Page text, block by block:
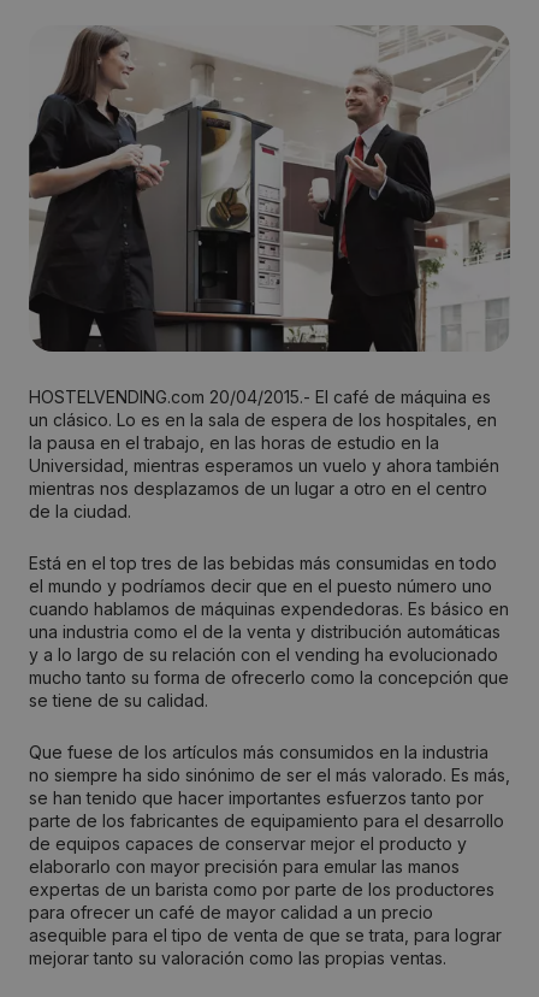
HOSTELVENDING.com 20/04/2015.- El café de máquina es
un clásico. Lo es en la sala de espera de los hospitales, en
la pausa en el trabajo, en las horas de estudio en la
Universidad, mientras esperamos un vuelo y ahora también
mientras nos desplazamos de un lugar a otro en el centro
de la ciudad.
Está en el top tres de las bebidas más consumidas en todo
el mundo y podríamos decir que en el puesto número uno
cuando hablamos de máquinas expendedoras. Es básico en
una industria como el de la venta y distribución automáticas
y a lo largo de su relación con el vending ha evolucionado
mucho tanto su forma de ofrecerlo como la concepción que
se tiene de su calidad.
Que fuese de los artículos más consumidos en la industria
no siempre ha sido sinónimo de ser el más valorado. Es más,
se han tenido que hacer importantes esfuerzos tanto por
parte de los fabricantes de equipamiento para el desarrollo
de equipos capaces de conservar mejor el producto y
elaborarlo con mayor precisión para emular las manos
expertas de un barista como por parte de los productores
para ofrecer un café de mayor calidad a un precio
asequible para el tipo de venta de que se trata, para lograr
mejorar tanto su valoración como las propias ventas.